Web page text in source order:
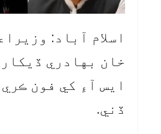
اسلام آباد:
خان بهادري
ايس آءِ کي فون
ڏني.